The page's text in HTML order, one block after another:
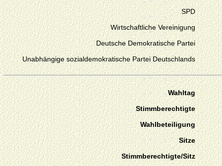
SPD
Wirtschaftliche Vereinigung
Deutsche Demokratische Partei
Unabhängige sozialdemokratische Partei Deutschlands
Wahltag
Stimmberechtigte
Wahlbeteiligung
Sitze
Stimmberechtigte/Sitz